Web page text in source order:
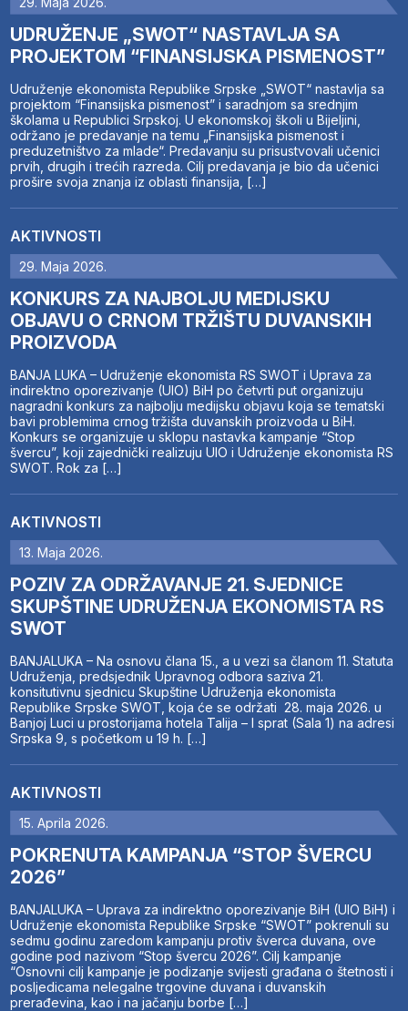
UDRUŽENJE „SWOT“ NASTAVLJA SA
PROJEKTOM “FINANSIJSKA PISMENOST”
Udruženje ekonomista Republike Srpske „SWOT“ nastavlja sa
projektom “Finansijska pismenost” i saradnjom sa srednjim
školama u Republici Srpskoj. U ekonomskoj školi u Bijeljini,
održano je predavanje na temu „Finansijska pismenost i
preduzetništvo za mlade“. Predavanju su prisustvovali učenici
prvih, drugih i trećih razreda. Cilj predavanja je bio da učenici
prošire svoja znanja iz oblasti finansija, […]
AKTIVNOSTI
29. Maja 2026.
KONKURS ZA NAJBOLJU MEDIJSKU
OBJAVU O CRNOM TRŽIŠTU DUVANSKIH
PROIZVODA
BANJA LUKA – Udruženje ekonomista RS SWOT i Uprava za
indirektno oporezivanje (UIO) BiH po četvrti put organizuju
nagradni konkurs za najbolju medijsku objavu koja se tematski
bavi problemima crnog tržišta duvanskih proizvoda u BiH.
Konkurs se organizuje u sklopu nastavka kampanje “Stop
švercu”, koji zajednički realizuju UIO i Udruženje ekonomista RS
SWOT. Rok za […]
AKTIVNOSTI
13. Maja 2026.
POZIV ZA ODRŽAVANJE 21. SJEDNICE
SKUPŠTINE UDRUŽENJA EKONOMISTA RS
SWOT
BANJALUKA – Na osnovu člana 15., a u vezi sa članom 11. Statuta
Udruženja, predsjednik Upravnog odbora saziva 21.
konsitutivnu sjednicu Skupštine Udruženja ekonomista
Republike Srpske SWOT, koja će se održati 28. maja 2026. u
Banjoj Luci u prostorijama hotela Talija – I sprat (Sala 1) na adresi
Srpska 9, s početkom u 19 h. […]
AKTIVNOSTI
15. Aprila 2026.
POKRENUTA KAMPANJA “STOP ŠVERCU
2026”
BANJALUKA – Uprava za indirektno oporezivanje BiH (UIO BiH) i
Udruženje ekonomista Republike Srpske “SWOT” pokrenuli su
sedmu godinu zaredom kampanju protiv šverca duvana, ove
godine pod nazivom “Stop švercu 2026”. Cilj kampanje
“Osnovni cilj kampanje je podizanje svijesti građana o štetnosti i
posljedicama nelegalne trgovine duvana i duvanskih
prerađevina, kao i na jačanju borbe […]